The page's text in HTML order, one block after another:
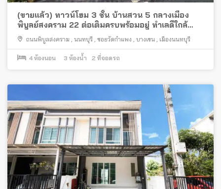
(ขายแล้ว) ทาวน์โฮม 3 ชั้น บ้านสวน 5 กลางเมือง
พิบูลย์สงคราม 22 ต่อเติมครบพร้อมอยู่ ทำเลดีใกล้
รถไฟฟ้า
ถนนพิบูลสงคราม นนทบุรี ซอยวัดกำแพง บางเขน เมืองนนทบุรี
4 ห้องนอน 3 ห้องน้ำ 2 ที่จอดรถ